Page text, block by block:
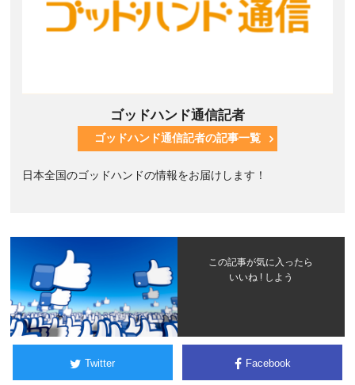
ゴッドハンド通信記者
ゴッドハンド通信記者の記事一覧
日本全国のゴッドハンドの情報をお届けします！
この記事が気に入ったら
いいね ! しよう
Twitter Facebook